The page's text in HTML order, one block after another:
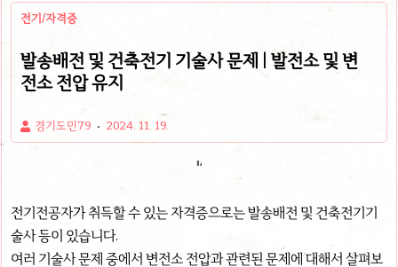
전기/자격증
발송배전 및 건축전기 기술사 문제 | 발전소 및 변
전소 전압 유지
경기도민79 2024. 11. 19.
전기전공자가 취득할 수 있는 자격증으로는 발송배전 및 건축전기기
술사 등이 있습니다.
여러 기술사 문제 중에서 변전소 전압과 관련된 문제에 대해서 살펴보